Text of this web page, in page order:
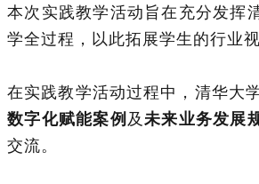
本次实践教学活动旨在充分发挥
学全过程，以此拓展学生的行业
在实践教学活动过程中，清华大
数字化赋能案例及未来业务发展
交流。